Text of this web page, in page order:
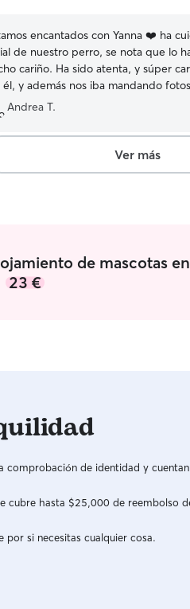
encantados con Yanna ❤️ ha
de nuestro perro, se nota que lo
cariño. Ha sido atenta, y súper
él, y además nos iba mandando
Sin duda repetiremos. ¡Gracias por
de nuestro Decker! 🐾
Andrea T.
Ver más
de mascotas
23 €
comprobación de identidad y
cubre hasta $25,000 de reembolso
por si necesitas cualquier cosa.